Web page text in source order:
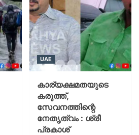
UAE
കാര്യക്ഷമതയുടെ
കരുത്ത്,
സേവനത്തിന്റെ
നേതൃത്വം : ശ്രീ
പ്രകാശ്